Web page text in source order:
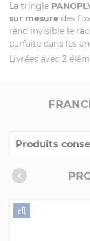
La tringle
sur mesure des
rend invisible le
parfaite dans les
Livrées avec 2
Produits